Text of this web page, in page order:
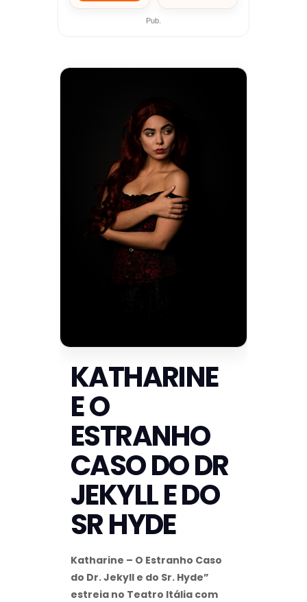
Pub.
KATHARINE
E O
ESTRANHO
CASO DO DR
JEKYLL E DO
SR HYDE
Katharine – O Estranho Caso
do Dr. Jekyll e do Sr. Hyde”
estreia no Teatro Itália com